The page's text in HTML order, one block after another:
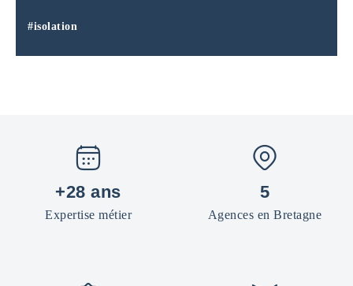
#isolation
+28 ans
Expertise métier
5
Agences en Bretagne